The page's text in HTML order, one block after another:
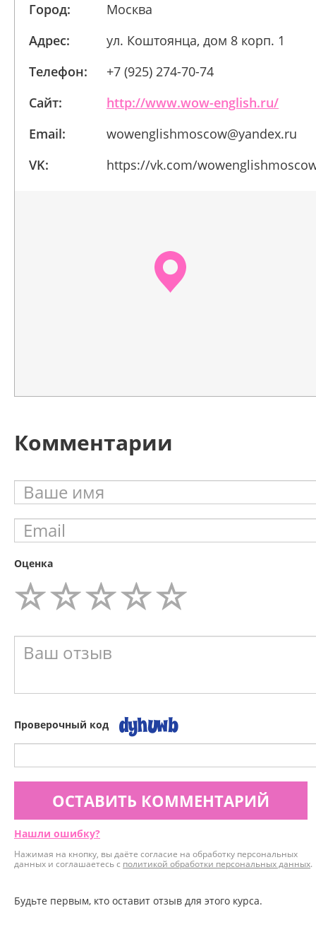
Город:
Москва
Адрес:
ул. Коштоянца, дом 8 корп. 1
Телефон:
+7 (925) 274-70-74
Сайт:
http://www.wow-english.ru/
Email:
wowenglishmoscow@yandex.ru
VK:
https://vk.com/
Комментарии
Оценка
Проверочный код
ОСТАВИТЬ КОММЕНТАРИЙ
Нашли ошибку?
Нажимая на кнопку, вы даёте согласие на обработку персональных
данных и соглашаетесь с политикой обработки персональных данных.
Будьте первым, кто оставит отзыв для этого курса.